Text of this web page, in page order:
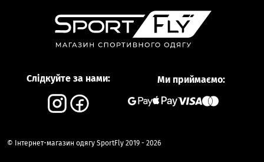
Слідкуйте за нами: Ми приймаємо:
© Інтернет-магазин одягу SportFly 2019 - 2026